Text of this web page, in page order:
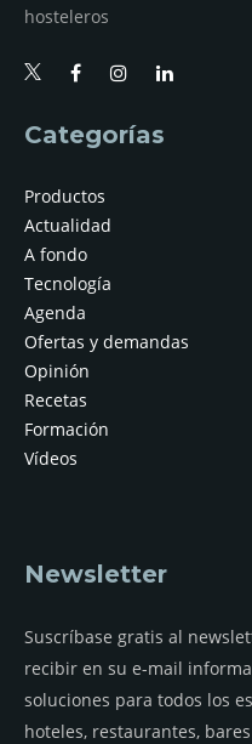
hosteleros
Categorías
Productos
Actualidad
A fondo
Tecnología
Agenda
Ofertas y demandas
Opinión
Recetas
Formación
Vídeos
Newsletter
Suscríbase gratis al
recibir en su e-mail
soluciones para todos los
hoteles, restaurantes,